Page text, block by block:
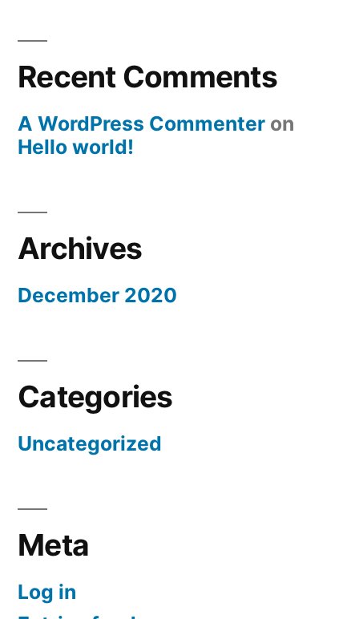
Recent Comments
A WordPress Commenter on
Hello world!
Archives
December 2020
Categories
Uncategorized
Meta
Log in